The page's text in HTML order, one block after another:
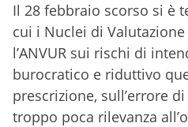
Il 28 febbraio scorso si è
cui i Nuclei di
l’ANVUR sui rischi di
burocratico e riduttivo
prescrizione, sull’errore
troppo poca rilevanza